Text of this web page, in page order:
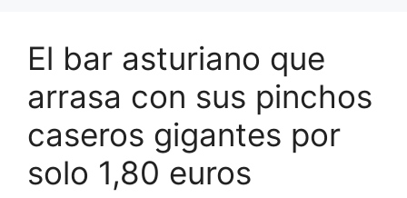
El bar asturiano que
arrasa con sus pinchos
caseros gigantes por
solo 1,80 euros